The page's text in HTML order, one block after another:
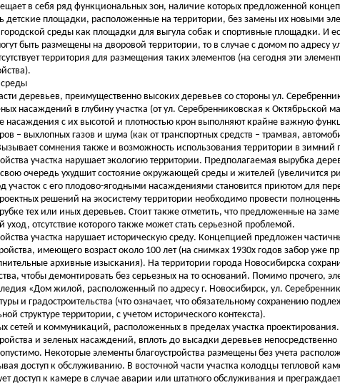
в себя ряд функциональных зон, наличие которых предложенной
детские площадки, расположенные на территории, без замены их новыми
городской среды как площадки для выгула собак и спортивные площадки. И
быть размещены на дворовой территории, то в случае с домом по адресу
территория для размещения таких элементов (на сегодня эти
деревьев, преимущественно высоких деревьев со стороны ул.
насаждений в глубину участка (от ул. Серебренниковская к Октябрьской
насаждения с их высотой и плотностью крон выполняют крайне важную
– выхлопных газов и шума (как от транспортных средств – трамвая,
сомнения также и возможность использования территории в зимний
участка нарушает экологию территории. Предполагаемая вырубка
очередь ухудшит состояние окружающей среды и жителей (увеличится
участок с его плодово-ягодными насаждениями становится приютом для
решений на экосистему территории необходимо провести
тех или иных деревьев. Стоит также отметить, что предложенные на
отсутствие которого также может стать серьезной проблемой.
участка нарушает историческую среду. Концепцией предложен
имеющего возраст около 100 лет (на снимках 1930х годов забор уже
архивные изыскания). На территории города Новосибирска
чтобы демонтировать без серьезных на то оснований. Помимо прочего,
«Дом жилой, расположенный по адресу г. Новосибирск, ул.
и градостроительства (что означает, что обязательному сохранению
структуре территории, с учетом исторического контекста).
сетей и коммуникаций, расположенных в пределах участка
и зеленых насаждений, вплоть до высадки деревьев
Некоторые элементы благоустройства размещены без учета
доступ к обслуживанию. В восточной части участка колодцы тепловой
доступ к камере в случае аварии или штатного обслуживания и